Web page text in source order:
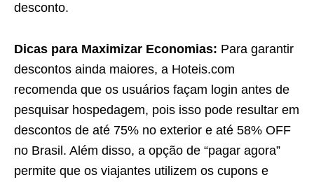
desconto.
Dicas para Maximizar Economias: Para garantir
descontos ainda maiores, a Hoteis.com
recomenda que os usuários façam login antes de
pesquisar hospedagem, pois isso pode resultar em
descontos de até 75% no exterior e até 58% OFF
no Brasil. Além disso, a opção de “pagar agora”
permite que os viajantes utilizem os cupons e